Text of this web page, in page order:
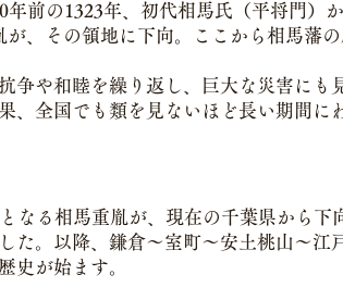
年前の1323年、初代相馬氏（平将門）
、その領地に下向。ここから相馬藩の
争や和睦を繰り返し、巨大な災害にも
、全国でも類を見ないほど長い期間に
なる相馬重胤が、現在の千葉県から下
た。以降、鎌倉〜室町〜安土桃山〜江
史が始ます。